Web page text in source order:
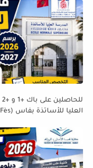
العليا للأساتذة بفاس (ENS Fès) برسم سنة 2026